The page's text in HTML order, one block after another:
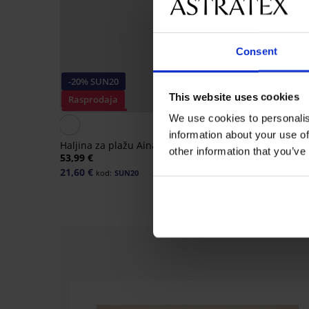
Consent
This website uses cookies
We use cookies to
information about your use
other information that
-20% SUN20
Rasprodaja
5
Haljina za plažu Aina
53,99 €
21,60 € kod: SUN20
Popust -50%
Satenska spavaćica
DIAMOND Annabelle